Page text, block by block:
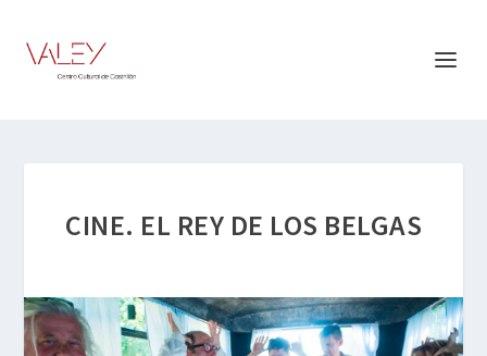
CINE. EL REY DE LOS BELGAS